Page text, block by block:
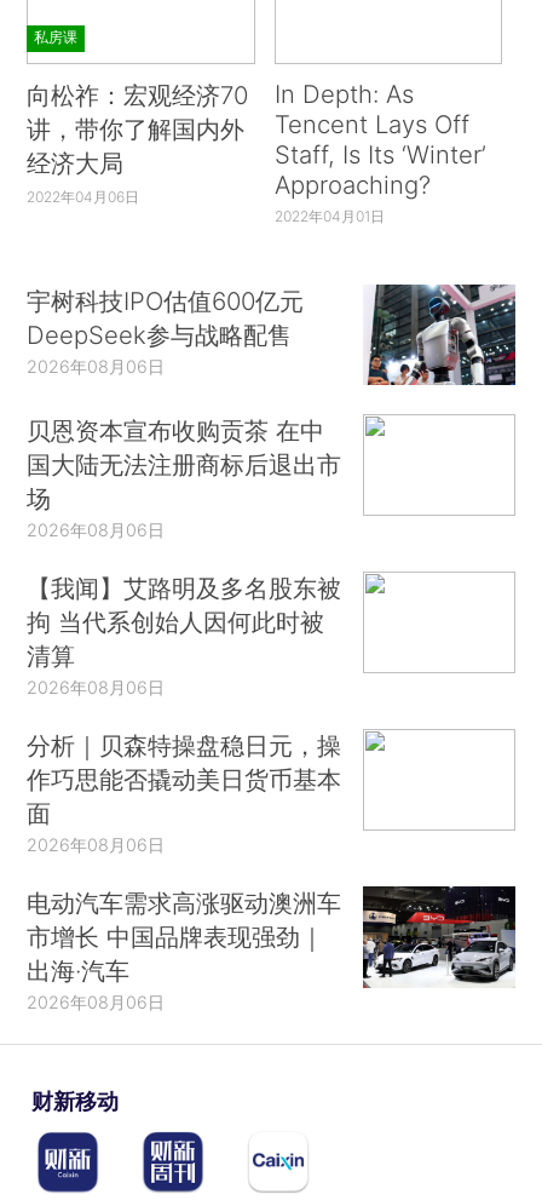
私房课
向松祚：宏观经济70
讲，带你了解国内外
经济大局
2022年04月06日
In Depth: As
Tencent Lays Off
Staff, Is Its ‘Winter’
Approaching?
2022年04月01日
宇树科技IPO估值600亿元
DeepSeek参与战略配售
2026年08月06日
贝恩资本宣布收购贡茶 在中
国大陆无法注册商标后退出市
场
2026年08月06日
【我闻】艾路明及多名股东被
拘 当代系创始人因何此时被
清算
2026年08月06日
分析｜贝森特操盘稳日元，操
作巧思能否撬动美日货币基本
面
2026年08月06日
电动汽车需求高涨驱动澳洲车
市增长 中国品牌表现强劲｜
出海·汽车
2026年08月06日
财新移动